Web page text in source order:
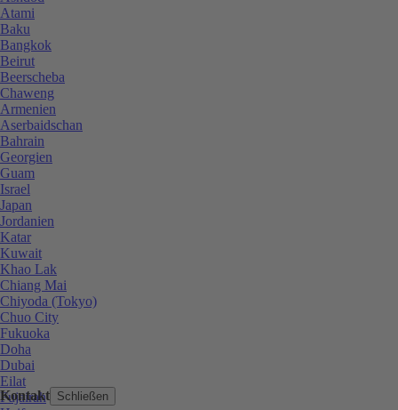
Kontakt Schließen
Atami
Baku
Bangkok
Beirut
Beerscheba
Chaweng
Armenien
Aserbaidschan
Bahrain
Georgien
Guam
Israel
Japan
Jordanien
Katar
Kuwait
Khao Lak
Chiang Mai
Chiyoda (Tokyo)
Chuo City
Fukuoka
Doha
Dubai
Eilat
Fujairah